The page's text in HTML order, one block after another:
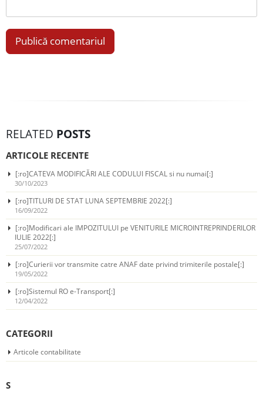
RELATED POSTS
ARTICOLE RECENTE
[:ro]CATEVA MODIFICĂRI ALE CODULUI FISCAL si nu numai[:]
30/10/2023
[:ro]TITLURI DE STAT LUNA SEPTEMBRIE 2022[:]
16/09/2022
[:ro]Modificari ale IMPOZITULUI pe VENITURILE MICROINTREPRINDERILOR
IULIE 2022[:]
25/07/2022
[:ro]Curierii vor transmite catre ANAF date privind trimiterile postale[:]
19/05/2022
[:ro]Sistemul RO e-Transport[:]
12/04/2022
CATEGORII
Articole contabilitate
S